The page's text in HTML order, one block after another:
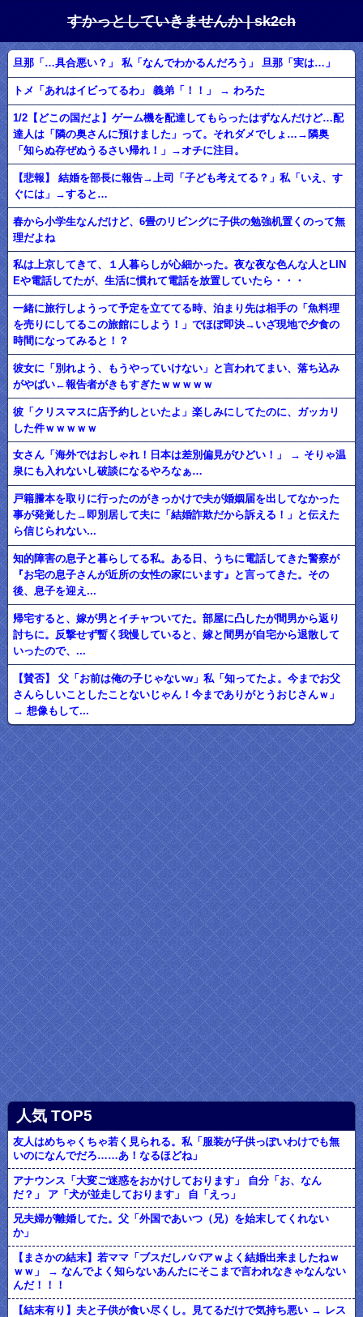
すかっとしていきませんか | sk2ch
旦那「…具合悪い？」 私「なんでわかるんだろう」 旦那「実は…」
トメ「あれはイビってるわ」 義弟「！！」 → わろた
1/2【どこの国だよ】ゲーム機を配達してもらったはずなんだけど…配
達人は「隣の奥さんに預けました」って。それダメでしょ…→隣奥
「知らぬ存ぜぬうるさい帰れ！」→オチに注目。
【悲報】 結婚を部長に報告→上司「子ども考えてる？」私「いえ、す
ぐには」→すると…
春から小学生なんだけど、6畳のリビングに子供の勉強机置くのって無
理だよね
私は上京してきて、１人暮らしが心細かった。夜な夜な色んな人とLIN
Eや電話してたが、生活に慣れて電話を放置していたら・・・
一緒に旅行しようって予定を立ててる時、泊まり先は相手の「魚料理
を売りにしてるこの旅館にしよう！」でほぼ即決→いざ現地で夕食の
時間になってみると！？
彼女に「別れよう、もうやっていけない」と言われてまい、落ち込み
がやばい←報告者がきもすぎたｗｗｗｗｗ
彼「クリスマスに店予約しといたよ」楽しみにしてたのに、ガッカリ
した件ｗｗｗｗｗ
女さん「海外ではおしゃれ！日本は差別偏見がひどい！」 → そりゃ温
泉にも入れないし破談になるやろなぁ…
戸籍謄本を取りに行ったのがきっかけで夫が婚姻届を出してなかった
事が発覚した→即別居して夫に「結婚詐欺だから訴える！」と伝えた
ら信じられない...
知的障害の息子と暮らしてる私。ある日、うちに電話してきた警察が
『お宅の息子さんが近所の女性の家にいます』と言ってきた。その
後、息子を迎え...
帰宅すると、嫁が男とイチャついてた。部屋に凸したが間男から返り
討ちに。反撃せず暫く我慢していると、嫁と間男が自宅から退散して
いったので、...
【賛否】 父「お前は俺の子じゃないw」私「知ってたよ。今までお父
さんらしいことしたことないじゃん！今までありがとうおじさんｗ」
→ 想像もして...
人気 TOP5
友人はめちゃくちゃ若く見られる。私「服装が子供っぽいわけでも無
いのになんでだろ……あ！なるほどね」
アナウンス「大変ご迷惑をおかけしております」 自分「お、なん
だ？」 ア「犬が並走しております」 自「えっ」
兄夫婦が離婚してた。父「外国であいつ（兄）を始末してくれない
か」
【まさかの結末】若ママ「ブスだしババアｗよく結婚出来ましたねｗ
ｗｗ」 → なんでよく知らないあんたにそこまで言われなきゃなんない
んだ！！！
【結末有り】夫と子供が食い尽くし。見てるだけで気持ち悪い → レス